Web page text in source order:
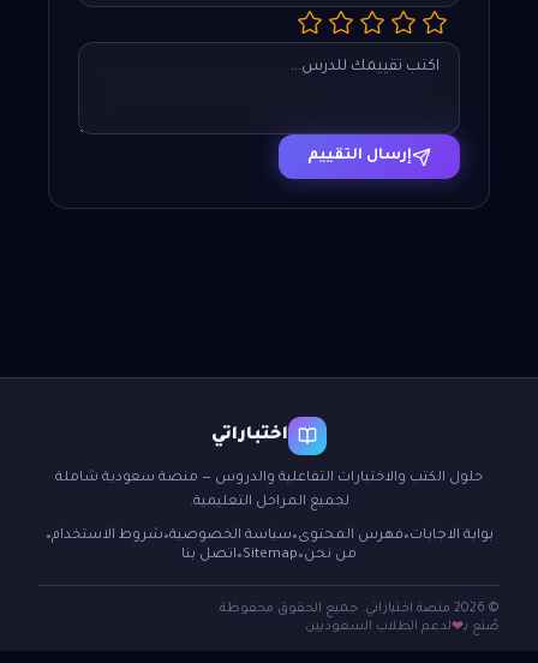
إرسال التقييم
اختباراتي
حلول الكتب والاختبارات التفاعلية والدروس — منصة سعودية شاملة
لجميع المراحل التعليمية.
بوابة الاجابات ● فهرس المحتوى ● سياسة الخصوصية● شروط الاستخدام●
من نحن ●
Sitemap
● اتصل بنا
© 2026 منصة اختباراتي. جميع الحقوق محفوظة.
صُنع بـ❤لدعم الطلاب السعوديين